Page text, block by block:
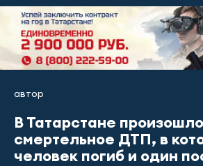
автор
В Татарстане произошло
смертельное ДТП, в
человек погиб и один